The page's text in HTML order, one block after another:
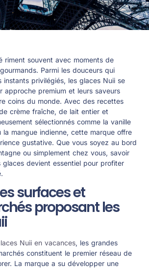
riment souvent avec moments de
Parmi les douceurs qui
instants privilégiés, les glaces Nuii se
approche premium et leurs saveurs
coins du monde. Avec des recettes
crème fraîche, de lait entier et
sélectionnés comme la vanille
mangue indienne, cette marque offre
gustative. Que vous soyez au bord
ou simplement chez vous, savoir
glaces devient essentiel pour profiter
surfaces et
proposant les
Nuii en vacances, les grandes
constituent le premier réseau de
La marque a su développer une